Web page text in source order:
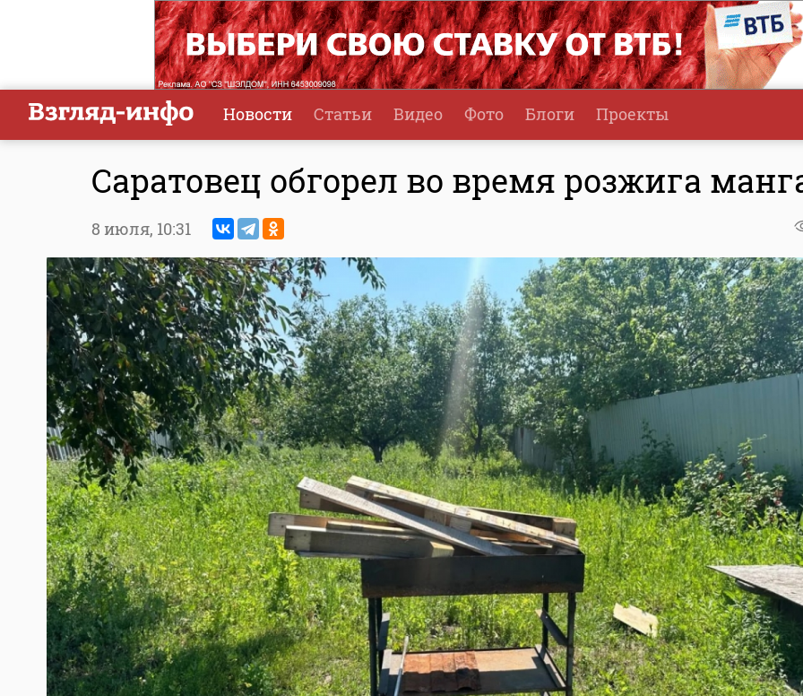
Новости Статьи Видео Фото Блоги Проекты
Саратовец обгорел во время розжига
8 июля, 10:31